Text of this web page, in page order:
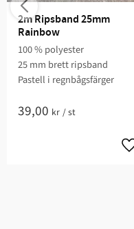
2m Ripsband 25mm
Rainbow
100 % polyester
25 mm brett ripsband
Pastell i regnbågsfärger
39,00 kr /st